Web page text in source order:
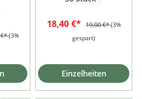
€*(3%
18,40 €* 19,00 €*(3%
gespart)
Einzelheiten